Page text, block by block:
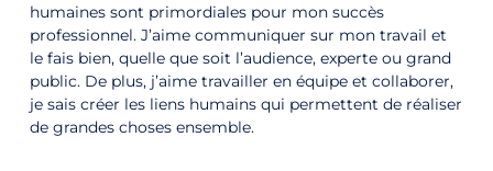
humaines sont primordiales pour mon succès
professionnel. J’aime communiquer sur mon travail et
le fais bien, quelle que soit l’audience, experte ou grand
public. De plus, j’aime travailler en équipe et collaborer,
je sais créer les liens humains qui permettent de réaliser
de grandes choses ensemble.